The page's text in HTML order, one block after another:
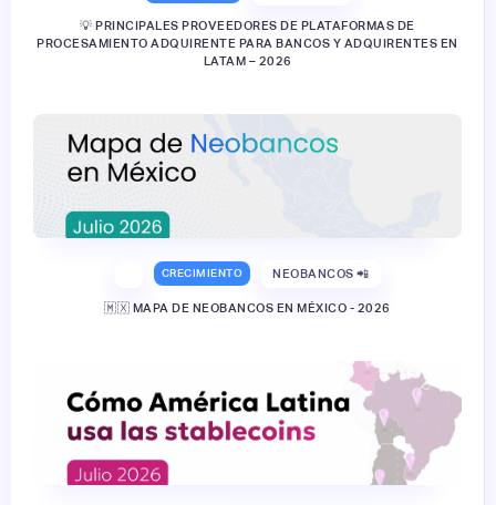
💡 PRINCIPALES PROVEEDORES DE PLATAFORMAS DE
PROCESAMIENTO ADQUIRENTE PARA BANCOS Y ADQUIRENTES EN
LATAM – 2026
CRECIMIENTO NEOBANCOS 📲
🇲🇽 MAPA DE NEOBANCOS EN MÉXICO - 2026